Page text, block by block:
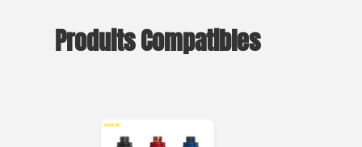
Produits Compatibles